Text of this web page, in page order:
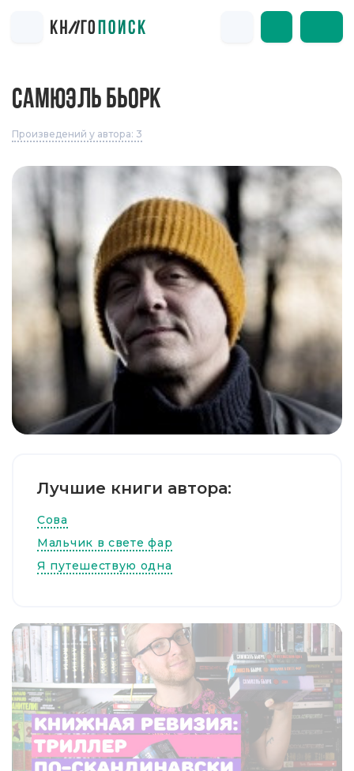
САМЮЭЛЬ БЬОРК
Произведений у автора: 3
Лучшие книги автора:
Сова
Мальчик в свете фар
Я путешествую одна